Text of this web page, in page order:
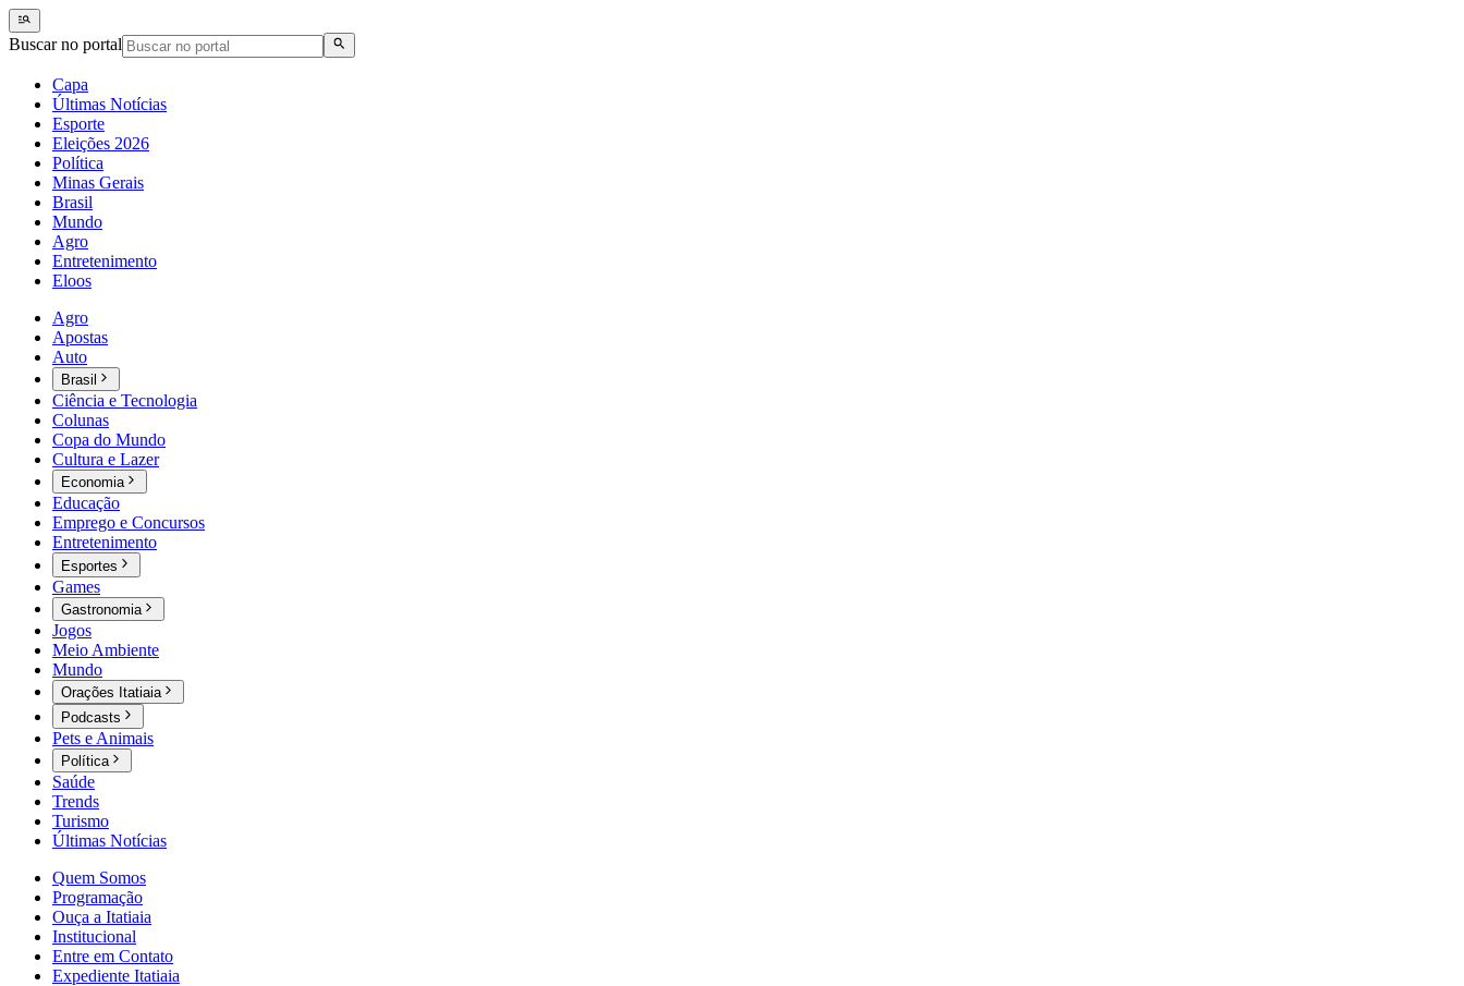
Buscar no portal
Capa
Últimas Notícias
Esporte
Eleições 2026
Política
Minas Gerais
Brasil
Mundo
Agro
Entretenimento
Eloos
Agro
Apostas
Auto
Brasil
Ciência e Tecnologia
Colunas
Copa do Mundo
Cultura e Lazer
Economia
Educação
Emprego e Concursos
Entretenimento
Esportes
Games
Gastronomia
Jogos
Meio Ambiente
Mundo
Orações Itatiaia
Podcasts
Pets e Animais
Política
Saúde
Trends
Turismo
Últimas Notícias
Quem Somos
Programação
Ouça a Itatiaia
Institucional
Entre em Contato
Expediente Itatiaia